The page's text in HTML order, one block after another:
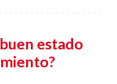
estado